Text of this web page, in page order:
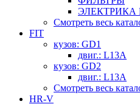
ЭЛЕКТРИКА
Смотреть весь
FIT
кузов: GD1
двиг.: L13A
кузов: GD2
двиг.: L13A
Смотреть весь
HR-V